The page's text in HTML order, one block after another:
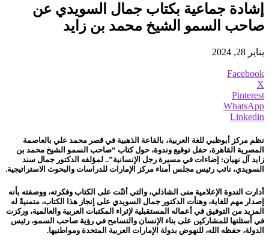
إشادة جماعية بكتاب جمال السويدي عن
صاحب السمو الشيخ محمد بن زايد
يناير 28, 2024
Facebook
X
Pinterest
WhatsApp
Linkedin
نظم مركز أبوظبي للغة العربية، بالقاعة الذهبية في قصر محمد علي بالعاصمة
المصرية القاهرة، حفل توقيع وندوة، حول كتاب “صاحب السمو الشيخ محمد بن
زايد آل نهيان: إضاءات في مسيرة رجل الإنسانية”.. لمؤلفه الدكتور جمال سند
السويدي، نائب رئيس مجلس أمناء مركز الإمارات للدراسات والبحوث الاستراتيجية.
أدارت الندوة الإعلامية منى الشاذلي، والتي أثنّت على الكتاب وفكرته، ووصفته بأنه
إصدار مهم للغاية، وهنأت الدكتور جمال السويدي على إنجاز هذا الكتاب، متمنيةً له
المزيد من التوفيق في أعماله المستقبلية لإثراء المكتبات العربية والعالمية، وركزت
في أسئلتها للمشاركين على بناء الإنسان والتسامح في رؤية صاحب السمو، رئيس
الدولة، حفظه الله، للنهوض بدولة الإمارات العربية المتحدة ومواطنيها.